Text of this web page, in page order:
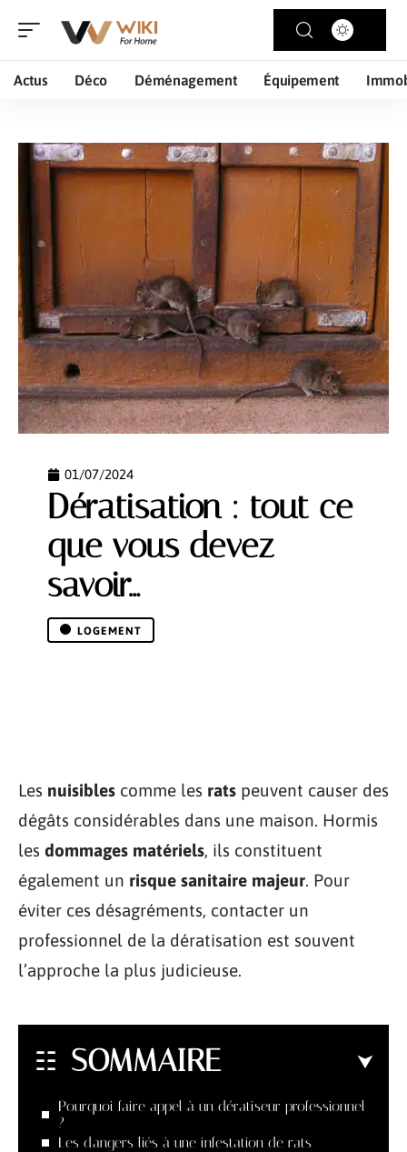
Actus Déco Déménagement Équipement
01/07/2024
Dératisation : tout ce
que vous devez
savoir…
LOGEMENT
Les nuisibles comme les rats peuvent causer des
dégâts considérables dans une maison. Hormis
les dommages matériels, ils constituent
également un risque sanitaire majeur. Pour
éviter ces désagréments, contacter un
professionnel de la dératisation est souvent
l’approche la plus judicieuse.
SOMMAIRE
Pourquoi faire appel à un dératiseur professionnel
?
Les dangers liés à une infestation de rats